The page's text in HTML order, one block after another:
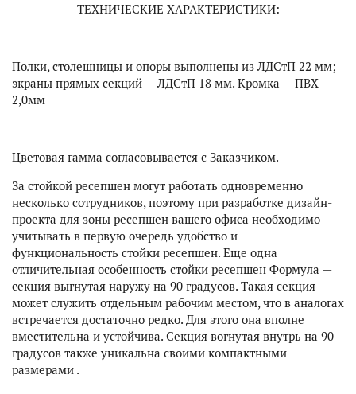
ТЕХНИЧЕСКИЕ ХАРАКТЕРИСТИКИ:
Полки, столешницы и опоры выполнены из ЛДСтП 22 мм;
экраны прямых секций — ЛДСтП 18 мм. Кромка — ПВХ
2,0мм
Цветовая гамма согласовывается с Заказчиком.
За стойкой ресепшен могут работать одновременно
несколько сотрудников, поэтому при разработке дизайн-
проекта для зоны ресепшен вашего офиса необходимо
учитывать в первую очередь удобство и
функциональность стойки ресепшен. Еще одна
отличительная особенность стойки ресепшен Формула —
секция выгнутая наружу на 90 градусов. Такая секция
может служить отдельным рабочим местом, что в аналогах
встречается достаточно редко. Для этого она вполне
вместительна и устойчива. Секция вогнутая внутрь на 90
градусов также уникальна своими компактными
размерами .